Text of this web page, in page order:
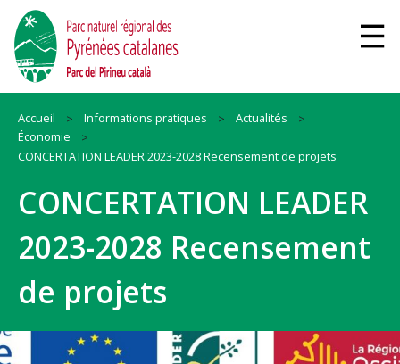
Accueil Informations pratiques
Actualités
Économie
CONCERTATION LEADER 2023-2028 Recensement de projets
CONCERTATION LEADER
2023-2028 Recensement
de projets